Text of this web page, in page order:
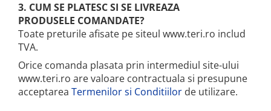
3. CUM SE PLATESC SI SE LIVREAZA
PRODUSELE COMANDATE?
Toate preturile afisate pe siteul www.teri.ro includ
TVA.
Orice comanda plasata prin intermediul site-ului
www.teri.ro are valoare contractuala si presupune
acceptarea Termenilor si Conditiilor de utilizare.